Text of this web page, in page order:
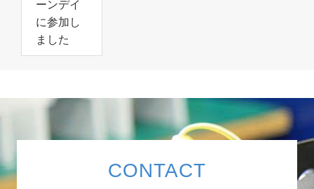
ーンデイ
に参加し
ました
CONTACT